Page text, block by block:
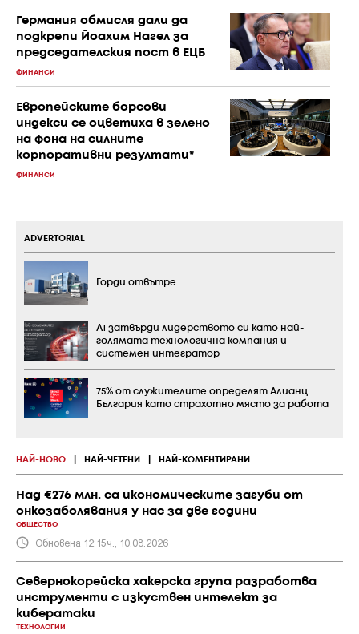
Германия обмисля дали да
подкрепи Йоахим Нагел за
председателския пост в ЕЦБ
ФИНАНСИ
Европейските борсови
индекси се оцветиха в зелено
на фона на силните
корпоративни резултати*
ФИНАНСИ
НАЙ-НОВО НАЙ-ЧЕТЕНИ НАЙ-КОМЕНТИРАНИ
Над €276 млн. са икономическите загуби от
онкозаболявания у нас за две години
ОБЩЕСТВО
Обновена 12:15ч., 10.08.2026
Севернокорейска хакерска група разработва
инструменти с изкуствен интелект за
кибератаки
ТЕХНОЛОГИИ
ADVERTORIAL
Горди отвътре
А1 затвърди лидерството си като най-
голямата технологична компания и
системен интегратор
75% от служителите определят Алианц
България като страхотно място за работа